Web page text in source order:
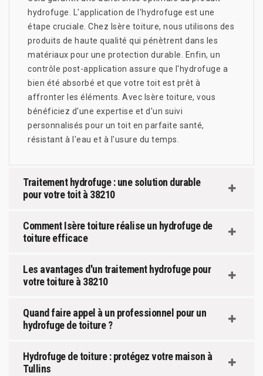
hydrofuge. L'application de l'hydrofuge est une
étape cruciale. Chez Isère toiture, nous utilisons des
produits de haute qualité qui pénètrent dans les
matériaux pour une protection durable. Enfin, un
contrôle post-application assure que l'hydrofuge a
bien été absorbé et que votre toit est prêt à
affronter les éléments. Avec Isère toiture, vous
bénéficiez d'une expertise et d'un suivi
personnalisés pour un toit en parfaite santé,
résistant à l'eau et à l'usure du temps.
Traitement hydrofuge : une solution durable
pour votre toit à 38210
Comment Isère toiture réalise un hydrofuge de
toiture efficace
Les avantages d'un traitement hydrofuge pour
votre toiture à 38210
Quand faire appel à un professionnel pour un
hydrofuge de toiture ?
Hydrofuge de toiture : protégez votre maison à
Tullins